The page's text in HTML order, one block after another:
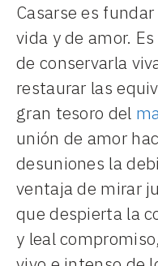
Casarse es
vida y de amor.
de conservarla
restaurar las
gran tesoro del
unión de amor
desuniones la
ventaja de mirar
que despierta la
y leal